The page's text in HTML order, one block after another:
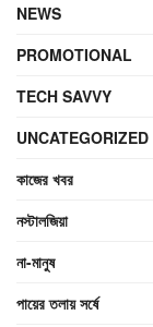
NEWS
PROMOTIONAL
TECH SAVVY
UNCATEGORIZED
কাজের খবর
নস্টালজিয়া
না-মানুষ
পায়ের তলায় সর্ষে